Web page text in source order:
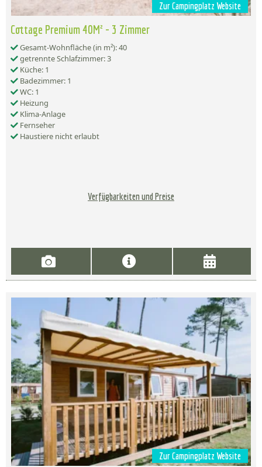
Zur Campingplatz Website
Cottage Premium 40M² - 3 Zimmer
Gesamt-Wohnfläche (in m²): 40
getrennte Schlafzimmer: 3
Küche: 1
Badezimmer: 1
WC: 1
Heizung
Klima-Anlage
Fernseher
Haustiere nicht erlaubt
Verfügbarkeiten und Preise
Zur Campingplatz Website